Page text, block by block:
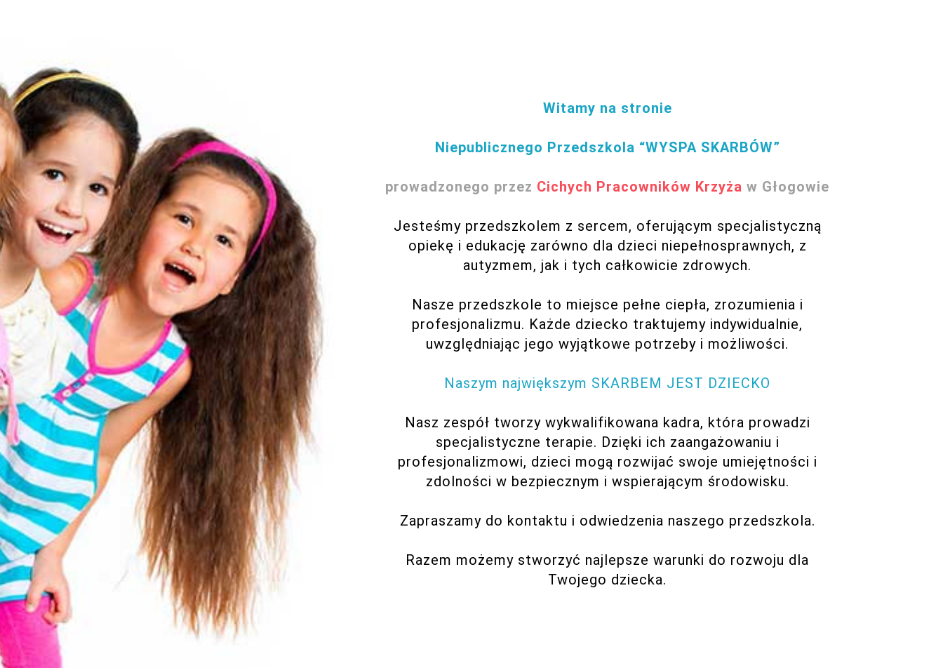
Witamy na stronie
Niepublicznego Przedszkola “WYSPA SKARBÓW”
prowadzonego przez Cichych Pracowników Krzyża w Głogowie
Jesteśmy przedszkolem z sercem, oferującym specjalistyczną
opiekę i edukację zarówno dla dzieci niepełnosprawnych, z
autyzmem, jak i tych całkowicie zdrowych.
Nasze przedszkole to miejsce pełne ciepła, zrozumienia i
profesjonalizmu. Każde dziecko traktujemy indywidualnie,
uwzględniając jego wyjątkowe potrzeby i możliwości.
Naszym największym SKARBEM JEST DZIECKO
Nasz zespół tworzy wykwalifikowana kadra, która prowadzi
specjalistyczne terapie. Dzięki ich zaangażowaniu i
profesjonalizmowi, dzieci mogą rozwijać swoje umiejętności i
zdolności w bezpiecznym i wspierającym środowisku.
Zapraszamy do kontaktu i odwiedzenia naszego przedszkola.
Razem możemy stworzyć najlepsze warunki do rozwoju dla
Twojego dziecka.​